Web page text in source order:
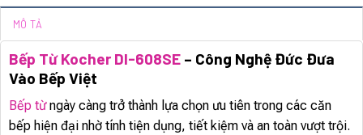
MÔ TẢ
Bếp Từ Kocher DI-608SE – Công Nghệ Đức Đưa
Vào Bếp Việt
Bếp từngày càng trở thành lựa chọn ưu tiên trong các căn
bếp hiện đại nhờ tính tiện dụng, tiết kiệm và an toàn vượt trội.